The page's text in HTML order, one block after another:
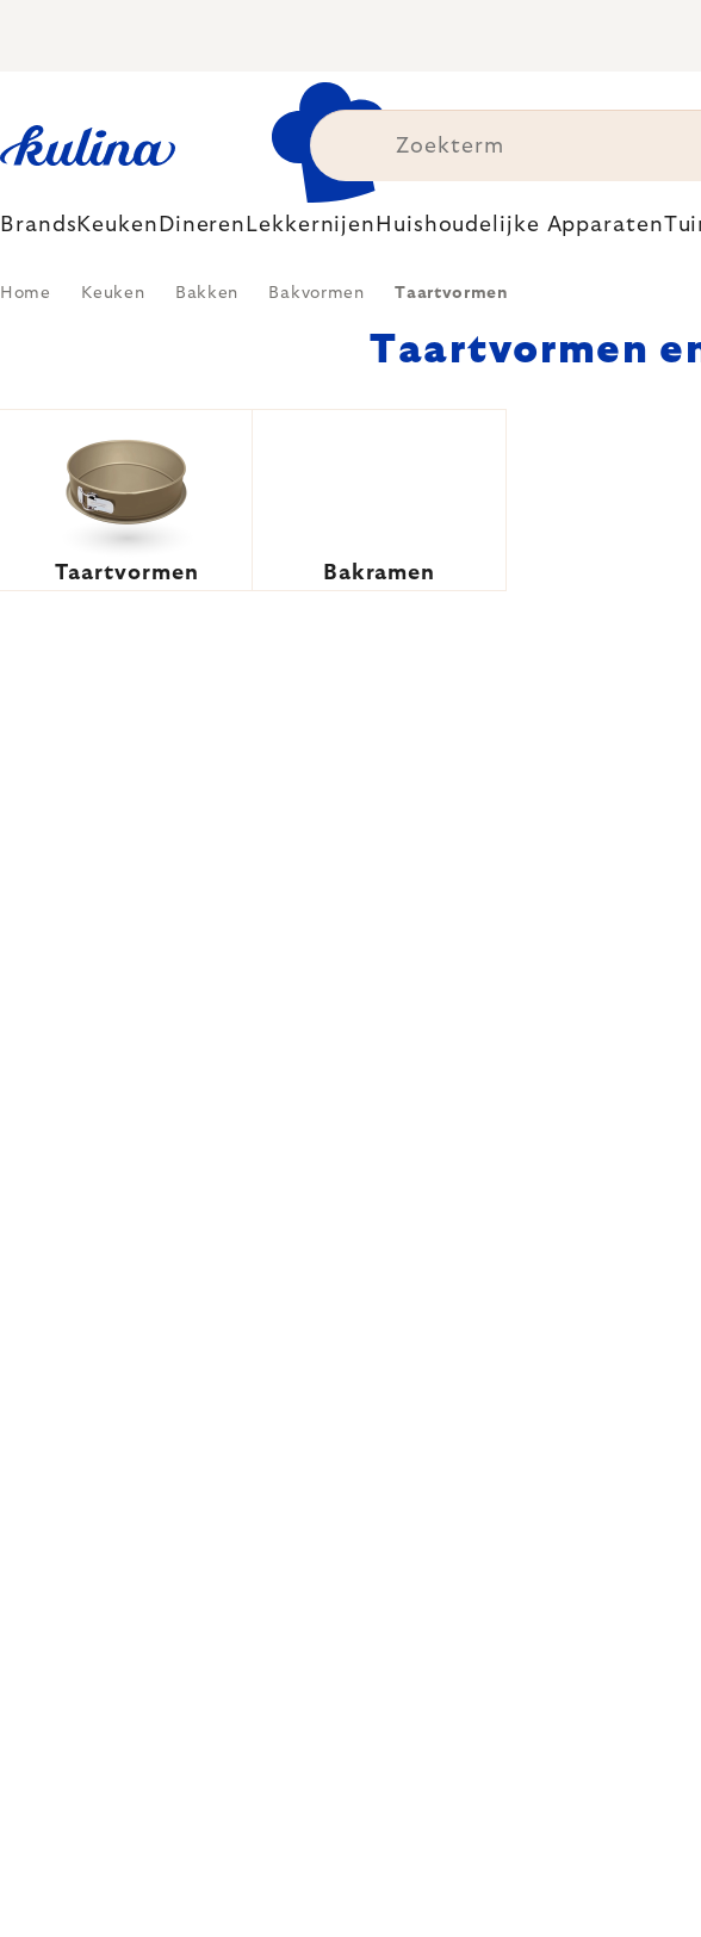
Brands Keuken Dineren Lekkernijen Huishoudelijke Apparaten
Home Keuken Bakken Bakvormen Taartvormen
Taartvormen
Taartvormen Bakramen